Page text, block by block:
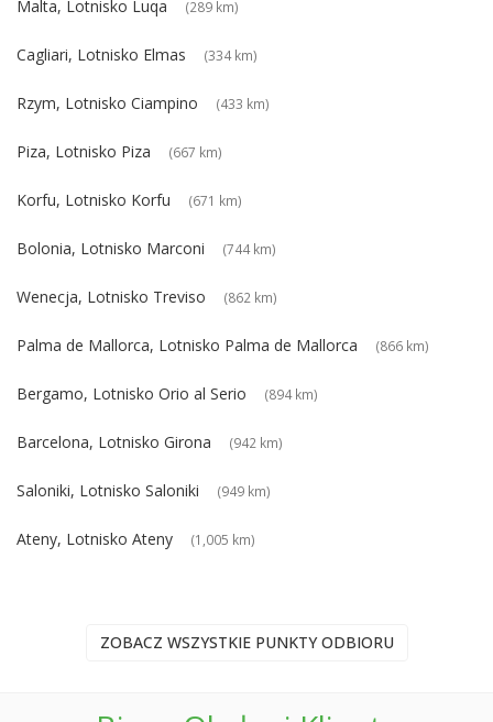
Malta, Lotnisko Luqa (289 km)
Cagliari, Lotnisko Elmas (334 km)
Rzym, Lotnisko Ciampino (433 km)
Piza, Lotnisko Piza (667 km)
Korfu, Lotnisko Korfu (671 km)
Bolonia, Lotnisko Marconi (744 km)
Wenecja, Lotnisko Treviso (862 km)
Palma de Mallorca, Lotnisko Palma de Mallorca (866 km)
Bergamo, Lotnisko Orio al Serio (894 km)
Barcelona, Lotnisko Girona (942 km)
Saloniki, Lotnisko Saloniki (949 km)
Ateny, Lotnisko Ateny (1,005 km)
ZOBACZ WSZYSTKIE PUNKTY ODBIORU